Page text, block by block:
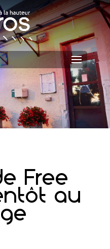
Free
au